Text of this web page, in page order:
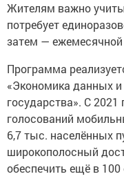
Жителям важно
потребует
затем —
Программа
«Экономика данных
государства». С
голосований
6,7 тыс. населённых
широкополосный
обеспечить ещё в 100